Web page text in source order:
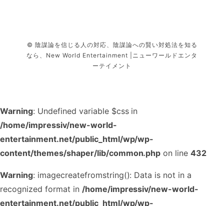
© 陰謀論を信じる人の対応、陰謀論への賢い対処法を知る
なら、New World Entertainment |ニューワールドエンタ
ーテイメント
Warning: Undefined variable $css in
/home/impressiv/new-world-
entertainment.net/public_html/wp/wp-
content/themes/shaper/lib/common.php on line432
Warning: imagecreatefromstring(): Data is not in a
recognized format in /home/impressiv/new-world-
entertainment.net/public_html/wp/wp-